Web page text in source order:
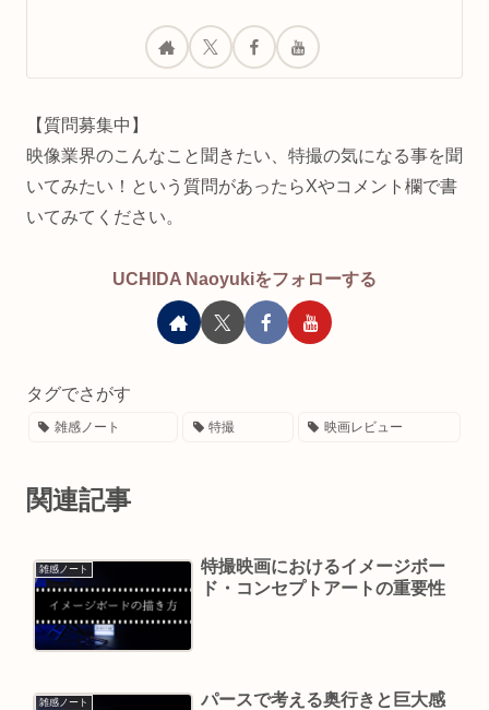
【質問募集中】
映像業界のこんなこと聞きたい、特撮の気になる事を聞
いてみたい！という質問があったらXやコメント欄で書
いてみてください。
UCHIDA Naoyukiをフォローする
タグでさがす
雑感ノート 特撮 映画レビュー
関連記事
雑感ノート
特撮映画におけるイメージボー
ド・コンセプトアートの重要性
雑感ノート パースで考える奥行きと巨大感